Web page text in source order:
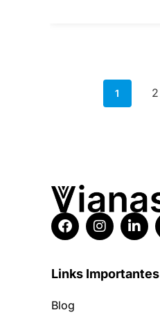
1 2
Links Importantes
Blog